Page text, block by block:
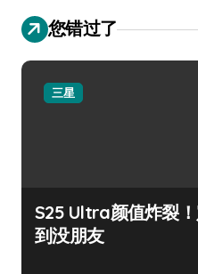
您错过了
三星
S25 Ultra颜值炸裂
到没朋友